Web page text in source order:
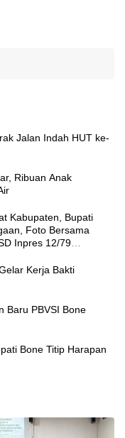
Jalan Indah HUT ke-
Ribuan Anak
Kabupaten, Bupati
Foto Bersama
Inpres 12/79
Kerja Bakti
Baru PBVSI Bone
Bone Titip Harapan